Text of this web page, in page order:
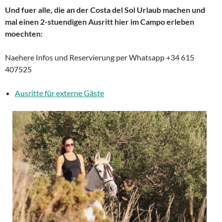
Und fuer alle, die an der Costa del Sol Urlaub machen und
mal einen 2-stuendigen Ausritt hier im Campo erleben
moechten:
Naehere Infos und Reservierung per Whatsapp +34 615
407525
Ausritte für externe Gäste